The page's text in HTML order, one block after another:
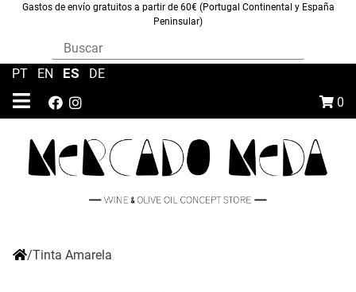
Gastos de envío gratuitos a partir de 60€ (Portugal Continental y España
Peninsular)
0
PT EN ES DE
/Tinta Amarela